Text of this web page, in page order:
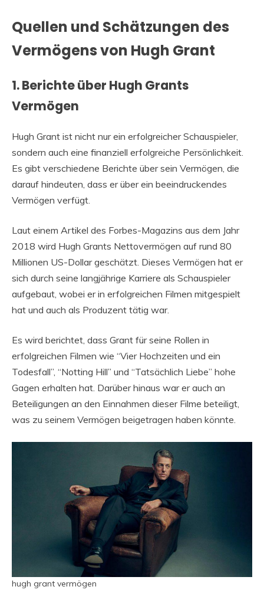
Quellen und Schätzungen des
Vermögens von Hugh Grant
1. Berichte über Hugh Grants
Vermögen
Hugh Grant ist nicht nur ein erfolgreicher Schauspieler,
sondern auch eine finanziell erfolgreiche Persönlichkeit.
Es gibt verschiedene Berichte über sein Vermögen, die
darauf hindeuten, dass er über ein beeindruckendes
Vermögen verfügt.
Laut einem Artikel des Forbes-Magazins aus dem Jahr
2018 wird Hugh Grants Nettovermögen auf rund 80
Millionen US-Dollar geschätzt. Dieses Vermögen hat er
sich durch seine langjährige Karriere als Schauspieler
aufgebaut, wobei er in erfolgreichen Filmen mitgespielt
hat und auch als Produzent tätig war.
Es wird berichtet, dass Grant für seine Rollen in
erfolgreichen Filmen wie “Vier Hochzeiten und ein
Todesfall”, “Notting Hill” und “Tatsächlich Liebe” hohe
Gagen erhalten hat. Darüber hinaus war er auch an
Beteiligungen an den Einnahmen dieser Filme beteiligt,
was zu seinem Vermögen beigetragen haben könnte.
hugh grant vermögen